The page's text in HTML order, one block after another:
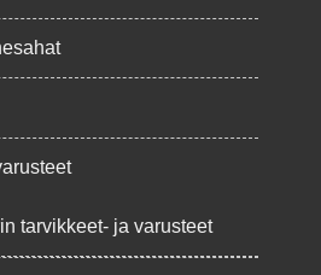
tarvikkeet- ja varusteet